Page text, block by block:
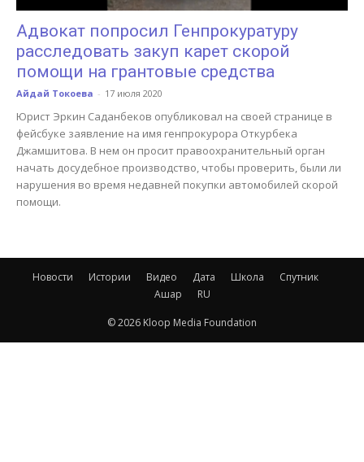
Адвокат попросил Генпрокуратуру
расследовать закуп карет скорой
помощи на грантовые средства
Айдай Токоева - 17 июля 2020
Юрист Эркин Саданбеков опубликовал на своей странице в
фейсбуке заявление на имя генпрокурора Откурбека
Джамшитова. В нем он просит правоохранительный орган
начать досудебное производство, чтобы проверить, были ли
нарушения во время недавней покупки автомобилей скорой
помощи.
Новости Истории Видео Дата Школа
Спутник
Ашар
RU
© 2026 Kloop Media Foundation